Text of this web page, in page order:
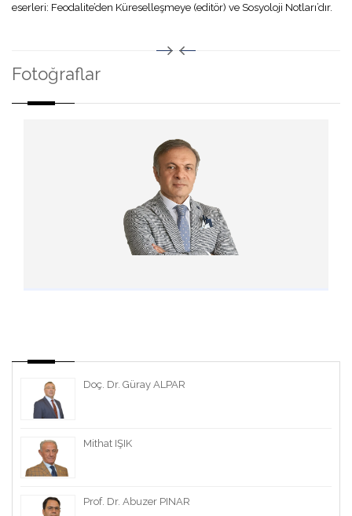
eserleri: Feodalite’den Küreselleşmeye (editör) ve Sosyoloji Notları’dır.
Fotoğraflar
Doç. Dr. Güray ALPAR
Mithat IŞIK
Prof. Dr. Abuzer PINAR